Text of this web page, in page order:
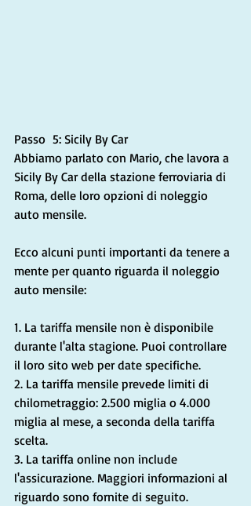
Passo  5: Sicily By Car
Abbiamo parlato con Mario, che lavora a
Sicily By Car della stazione ferroviaria di
Roma, delle loro opzioni di noleggio
auto mensile.
Ecco alcuni punti importanti da tenere a
mente per quanto riguarda il noleggio
auto mensile:
1. La tariffa mensile non è disponibile
durante l'alta stagione. Puoi controllare
il loro sito web per date specifiche.
2. La tariffa mensile prevede limiti di
chilometraggio: 2.500 miglia o 4.000
miglia al mese, a seconda della tariffa
scelta.
3. La tariffa online non include
l'assicurazione. Maggiori informazioni al
riguardo sono fornite di seguito.